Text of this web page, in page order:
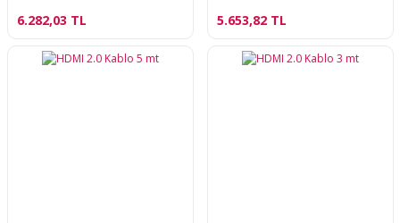
6.282,03 TL 5.653,82 TL